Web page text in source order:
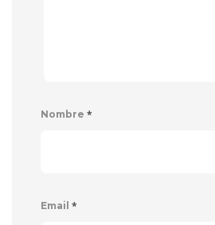
Nombre *
Email *